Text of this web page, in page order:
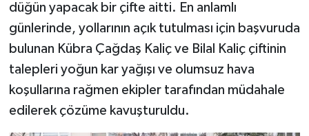
düğün yapacak bir çifte aitti. En anlamlı
günlerinde, yollarının açık tutulması için başvuruda
bulunan Kübra Çağdaş Kaliç ve Bilal Kaliç çiftinin
talepleri yoğun kar yağışı ve olumsuz hava
koşullarına rağmen ekipler tarafından müdahale
edilerek çözüme kavuşturuldu.